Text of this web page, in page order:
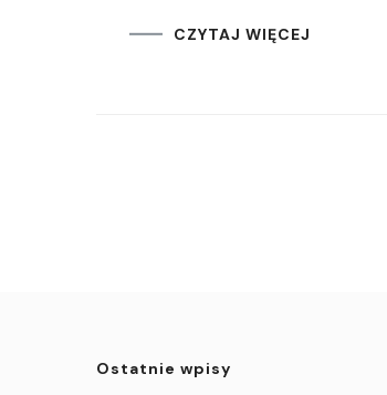
CZYTAJ WIĘCEJ
Ostatnie wpisy